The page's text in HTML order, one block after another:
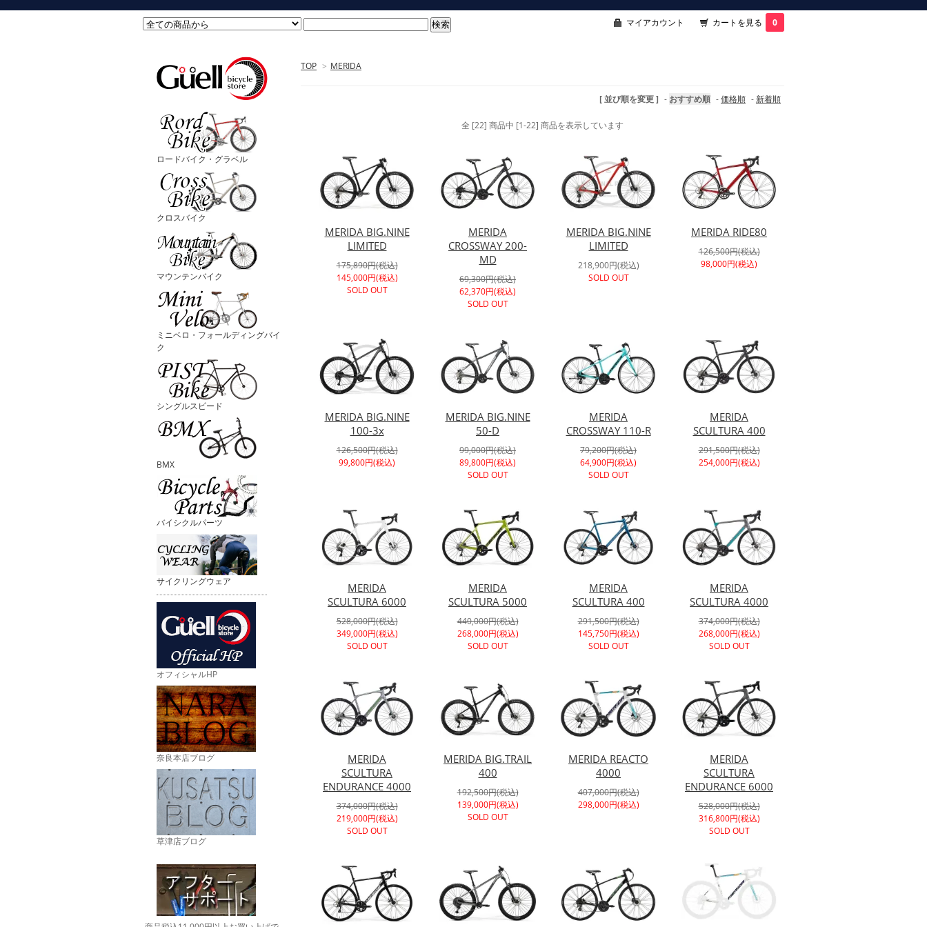
マイアカウント カートを見る 0
TOP > MERIDA
[ 並び順を変更 ] - おすすめ順 -価格順 -新着順
全 [22] 商品中 [1-22] 商品を表示しています
MERIDA BIG.NINE
LIMITED
175,890円(税込)
145,000円(税込)
SOLD OUT
MERIDA
CROSSWAY 200-
MD
69,300円(税込)
62,370円(税込)
SOLD OUT
MERIDA BIG.NINE
LIMITED
218,900円(税込)
SOLD OUT
MERIDA RIDE80
126,500円(税込)
98,000円(税込)
MERIDA BIG.NINE
100-3x
126,500円(税込)
99,800円(税込)
MERIDA BIG.NINE
50-D
99,000円(税込)
89,800円(税込)
SOLD OUT
MERIDA
CROSSWAY 110-R
79,200円(税込)
64,900円(税込)
SOLD OUT
MERIDA
SCULTURA 400
291,500円(税込)
254,000円(税込)
MERIDA
SCULTURA 6000
528,000円(税込)
349,000円(税込)
SOLD OUT
MERIDA
SCULTURA 5000
440,000円(税込)
268,000円(税込)
SOLD OUT
MERIDA
SCULTURA 400
291,500円(税込)
145,750円(税込)
SOLD OUT
MERIDA
SCULTURA 4000
374,000円(税込)
268,000円(税込)
SOLD OUT
MERIDA
SCULTURA
ENDURANCE 4000
374,000円(税込)
219,000円(税込)
SOLD OUT
MERIDA BIG.TRAIL
400
192,500円(税込)
139,000円(税込)
SOLD OUT
MERIDA REACTO
4000
407,000円(税込)
298,000円(税込)
MERIDA
SCULTURA
ENDURANCE 6000
528,000円(税込)
316,800円(税込)
SOLD OUT
ロードバイク・グラベル
クロスバイク
マウンテンバイク
ミニベロ・フォールディングバイ
ク
シングルスピード
BMX
バイシクルパーツ
サイクリングウェア
オフィシャルHP
奈良本店ブログ
草津店ブログ